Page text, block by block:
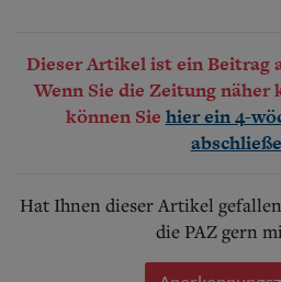
Dieser Artikel ist ein Beitrag
Wenn Sie die Zeitung näher
können Sie hier ein 4-
Hat Ihnen dieser Artikel
die PAZ gern